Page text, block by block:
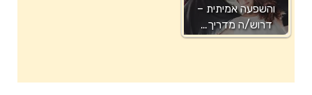
והשפעה אמיתית –
דרוש/ה מדריך…